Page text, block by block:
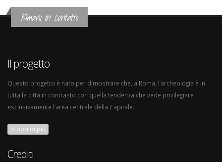
Rimani in contatto
Il progetto
Questo progetto è nato per dimostrare che, a Roma, l’archeologia è in
tutta la città in contrasto con quella tendenza che vede privilegiare
esclusivamente l’area centrale della Capitale.
Scopri di più
Crediti